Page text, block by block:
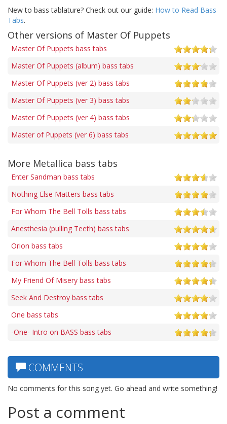
New to bass tablature? Check out our guide: How to Read Bass
Tabs.
Other versions of Master Of Puppets
Master Of Puppets bass tabs
Master Of Puppets (album) bass tabs
Master Of Puppets (ver 2) bass tabs
Master Of Puppets (ver 3) bass tabs
Master Of Puppets (ver 4) bass tabs
Master of Puppets (ver 6) bass tabs
More Metallica bass tabs
Enter Sandman bass tabs
Nothing Else Matters bass tabs
For Whom The Bell Tolls bass tabs
Anesthesia (pulling Teeth) bass tabs
Orion bass tabs
For Whom The Bell Tolls bass tabs
My Friend Of Misery bass tabs
Seek And Destroy bass tabs
One bass tabs
-One- Intro on BASS bass tabs
COMMENTS
No comments for this song yet. Go ahead and write something!
Post a comment